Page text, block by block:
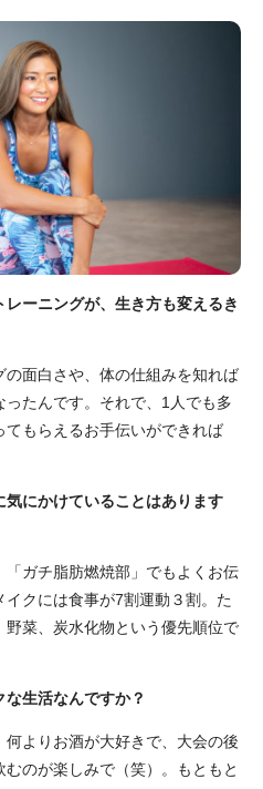
ーニングが、生き方も変えるき
面白さや、体の仕組みを知れば
たんです。それで、1人でも多
てもらえるお手伝いができれば
にかけていることはあります
ガチ脂肪燃焼部」でもよくお伝
クには食事が7割運動３割。た
菜、炭水化物という優先順位で
生活なんですか？
よりお酒が大好きで、大会の後
のが楽しみで（笑）。もともと